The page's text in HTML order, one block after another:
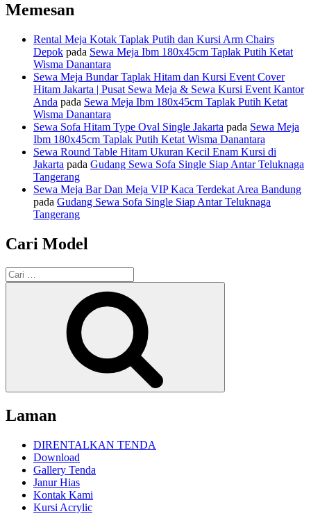
Memesan
Rental Meja Kotak Taplak Putih dan Kursi Arm Chairs
Depok pada Sewa Meja Ibm 180x45cm Taplak Putih Ketat
Wisma Danantara
Sewa Meja Bundar Taplak Hitam dan Kursi Event Cover
Hitam Jakarta | Pusat Sewa Meja & Sewa Kursi Event Kantor
Anda pada Sewa Meja Ibm 180x45cm Taplak Putih Ketat
Wisma Danantara
Sewa Sofa Hitam Type Oval Single Jakarta pada Sewa Meja
Ibm 180x45cm Taplak Putih Ketat Wisma Danantara
Sewa Round Table Hitam Ukuran Kecil Enam Kursi di
Jakarta pada Gudang Sewa Sofa Single Siap Antar Teluknaga
Tangerang
Sewa Meja Bar Dan Meja VIP Kaca Terdekat Area Bandung
pada Gudang Sewa Sofa Single Siap Antar Teluknaga
Tangerang
Cari Model
Pencarian
untuk:
Laman
DIRENTALKAN TENDA
Download
Gallery Tenda
Janur Hias
Kontak Kami
Kursi Acrylic